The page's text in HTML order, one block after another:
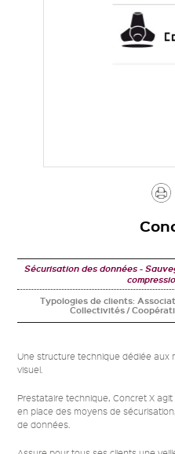
Sécurisation des données
Typologies de clients:
Collectivités /
Une structure technique dédiée aux
visuel.
Prestataire technique, Concret X
en place des moyens de
de données.